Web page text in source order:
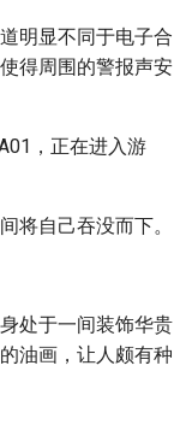
明显不同于电子合
得周围的警报声安
，正在进入游
将自己吞没而下。
处于一间装饰华贵
油画，让人颇有种